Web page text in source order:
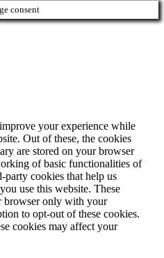
consent
your experience while
Out of these, the cookies
are stored on your browser
of basic functionalities of
party cookies that help us
use this website. These
browser only with your
to opt-out of these cookies.
cookies may affect your